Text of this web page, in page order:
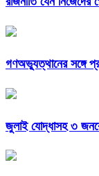
গণঅভ্যুত্থানের সঙ্গে
জুলাই যোদ্ধাসহ ৩